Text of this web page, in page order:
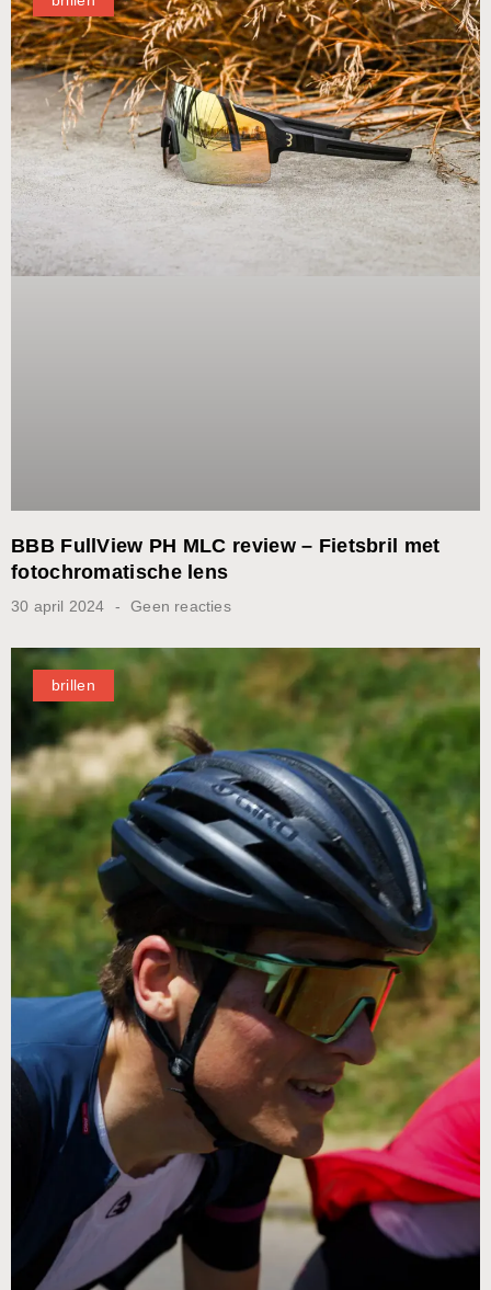
BBB FullView PH MLC review – Fietsbril met
fotochromatische lens
30 april 2024 Geen reacties
brillen